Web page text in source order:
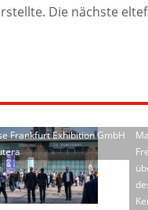
Die nächste
Frankfurt Exhibition GmbH